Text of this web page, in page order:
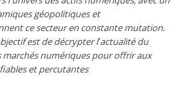
géopolitiques et
ce secteur en constante mutation.
est de décrypter l’actualité du
marchés numériques pour offrir aux
et percutantes